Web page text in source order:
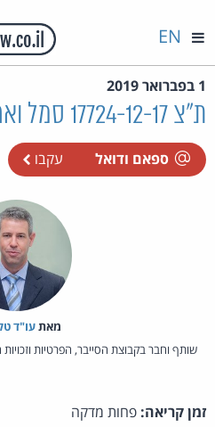
EN
1 בפברואר 2019
ת"צ 17724-12-17 סמל ואח' נ' קל דיגיטל בע"מ
ספאם ודואל עקבו
מאת‏עו"ד
שותף וחבר בקבוצת הסייבר, הפרטיות
זמן קריאה: פחות מדקה